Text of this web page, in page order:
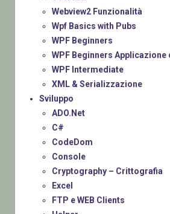
Webview2 Funzionalità
Wpf Basics with Pubs
WPF Beginners
WPF Beginners Applicazione
WPF Intermediate
XML & Serializzazione
Sviluppo
ADO.Net
C#
CodeDom
Console
Cryptography – Crittografia
Excel
FTP e WEB Clients